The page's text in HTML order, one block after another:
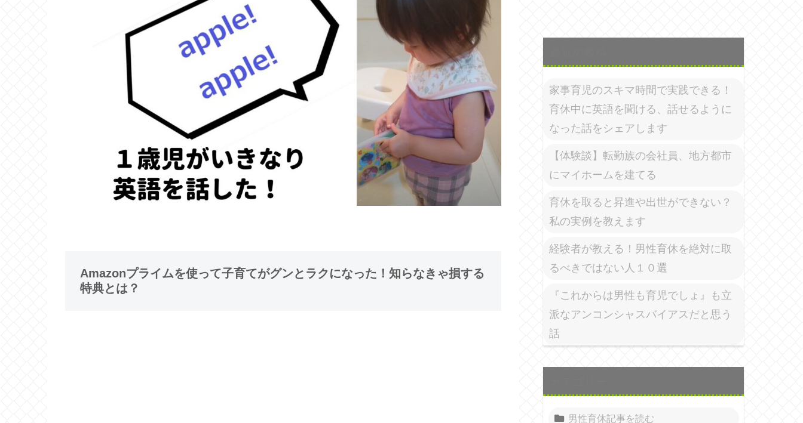
Amazonプライムを使って子育てがグンとラクになった！知らなきゃ損する
特典とは？
家事育児のスキマ時間で実践できる！
育休中に英語を聞ける、話せるように
なった話をシェアします
【体験談】転勤族の会社員、地方都市
にマイホームを建てる
育休を取ると昇進や出世ができない？
私の実例を教えます
経験者が教える！男性育休を絶対に取
るべきではない人１０選
『これからは男性も育児でしょ』も立
派なアンコンシャスバイアスだと思う
話
男性育休記事を読む